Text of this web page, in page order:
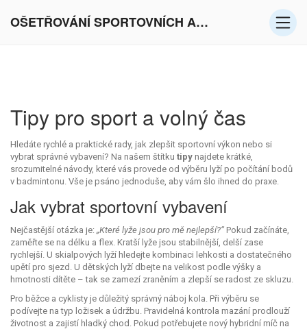
OŠETŘOVÁNÍ SPORTOVNÍCH AKTIVIT V EVROPĚ
Tipy pro sport a volný čas
Hledáte rychlé a praktické rady, jak zlepšit sportovní výkon nebo si
vybrat správné vybavení? Na našem štítku tipy najdete krátké,
srozumitelné návody, které vás provede od výběru lyží po počítání bodů
v badmintonu. Vše je psáno jednoduše, aby vám šlo ihned do praxe.
Jak vybrat sportovní vybavení
Nejčastější otázka je: „Které lyže jsou pro mě nejlepší?“ Pokud začínáte,
zaměřte se na délku a flex. Kratší lyže jsou stabilnější, delší zase
rychlejší. U skialpových lyží hledejte kombinaci lehkosti a dostatečného
upětí pro sjezd. U dětských lyží dbejte na velikost podle výšky a
hmotnosti dítěte – tak se zamezí zraněním a zlepší se radost ze skluzu.
Pro běžce a cyklisty je důležitý správný náboj kola. Při výběru se
podívejte na typ ložisek a údržbu. Pravidelná kontrola mazání prodlouží
životnost a zajistí hladký chod. Pokud potřebujete nový hybridní míč na